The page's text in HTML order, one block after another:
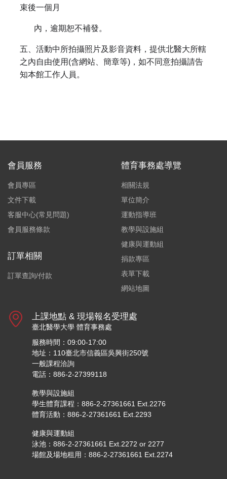
束後一個月
內，逾期恕不補發。
五、活動中所拍攝照片及影音資料，提供北醫大所轄
之內自由使用(含網站、簡章等)，如不同意拍攝請告
知本館工作人員。
會員服務
會員專區
文件下載
客服中心(常見問題)
會員服務條款
訂單相關
訂單查詢/付款
體育事務處導覽
相關法規
單位簡介
運動指導班
教學與設施組
健康與運動組
捐款專區
表單下載
網站地圖
上課地點 & 現場報名受理處
臺北醫學大學 體育事務處
服務時間：09:00-17:00
地址：110臺北市信義區吳興街250號
一般課程洽詢
電話：886-2-27399118
教學與設施組
學生體育課程：886-2-27361661 Ext.2276
體育活動：886-2-27361661 Ext.2293
健康與運動組
泳池：886-2-27361661 Ext.2272 or 2277
場館及場地租用：886-2-27361661 Ext.2274